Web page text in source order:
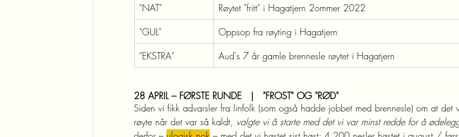
"NAT"
Røytet "fritt" i Hagatjern 2ommer 2022
"GUL"
Oppsop fra røyting i Hagatjern
"EKSTRA"
Aud's 7 år gamle brennesle røytet i Hagatjern
28 APRIL – FØRSTE RUNDE   |   "FROST" OG "RØD"
Siden vi fikk advarsler fra linfolk (som også hadde jobbet med brennesle) om at det
røyte når det var så kaldt, valgte vi å starte med det vi var minst redde for å